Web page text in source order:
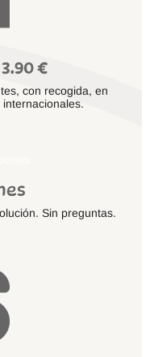
€
con recogida, en
Sin preguntas.